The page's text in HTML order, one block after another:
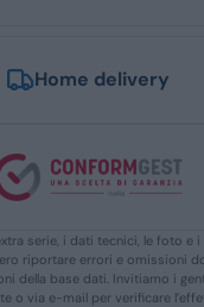
Home delivery
serie, i dati tecnici, le foto e i
riportare errori e omissioni
della base dati. Invitiamo i
o via e-mail per verificare